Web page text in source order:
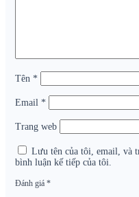
Tên *
Email *
Trang web
Lưu tên của tôi, email, và
bình luận kế tiếp của tôi.
Đánh giá *